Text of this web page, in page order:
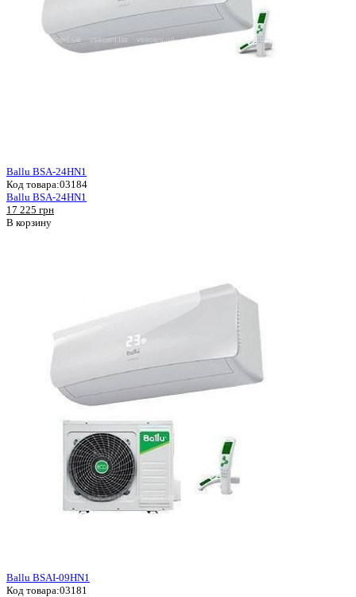
Ballu BSA-24HN1
Код товара:03184
Ballu BSA-24HN1
17 225 грн
В корзину
Ballu BSAI-09HN1
Код товара:03181